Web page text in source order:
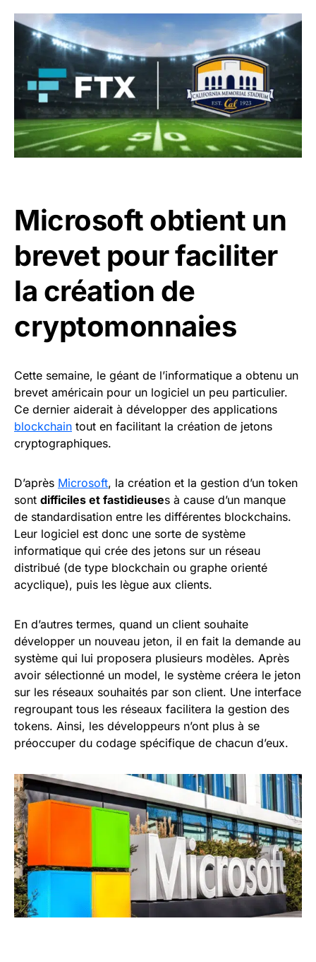
Microsoft obtient un
brevet pour faciliter
la création de
cryptomonnaies
Cette semaine, le géant de l’informatique a obtenu un
brevet américain pour un logiciel un peu particulier.
Ce dernier aiderait à développer des applications
blockchain tout en facilitant la création de jetons
cryptographiques.
D’après Microsoft, la création et la gestion d’un token
sont difficiles et fastidieuses à cause d’un manque
de standardisation entre les différentes blockchains.
Leur logiciel est donc une sorte de système
informatique qui crée des jetons sur un réseau
distribué (de type blockchain ou graphe orienté
acyclique), puis les lègue aux clients.
En d’autres termes, quand un client souhaite
développer un nouveau jeton, il en fait la demande au
système qui lui proposera plusieurs modèles. Après
avoir sélectionné un model, le système créera le jeton
sur les réseaux souhaités par son client. Une interface
regroupant tous les réseaux facilitera la gestion des
tokens. Ainsi, les développeurs n’ont plus à se
préoccuper du codage spécifique de chacun d’eux.